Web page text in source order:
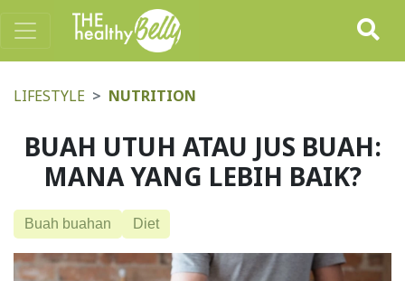
LIFESTYLE NUTRITION
BUAH UTUH ATAU JUS BUAH:
MANA YANG LEBIH BAIK?
Buah buahan Diet